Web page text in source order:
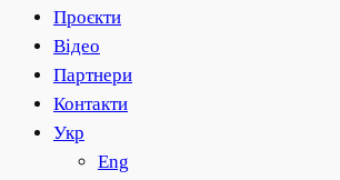
Проєкти
Відео
Партнери
Контакти
Укр
Eng